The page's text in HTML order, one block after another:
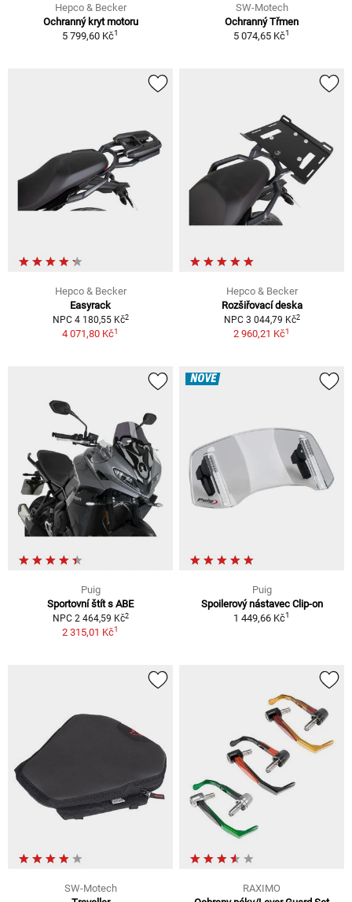
Hepco & Becker
Ochranný kryt motoru
5 799,60 Kč1
SW-Motech
Ochranný Třmen
5 074,65 Kč1
Hepco & Becker
Easyrack
NPC 4 180,55 Kč2
4 071,80 Kč1
Hepco & Becker
Rozšiřovací deska
NPC 3 044,79 Kč2
2 960,21 Kč1
Puig
Sportovní štít s ABE
NPC 2 464,59 Kč2
2 315,01 Kč1
NOVÉ
Puig
Spoilerový nástavec Clip-on
1 449,66 Kč1
SW-Motech
RAXIMO